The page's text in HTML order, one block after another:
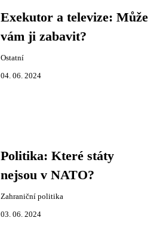
Exekutor a televize: Může
vám ji zabavit?
Ostatní
04. 06. 2024
Politika: Které státy
nejsou v NATO?
Zahraniční politika
03. 06. 2024